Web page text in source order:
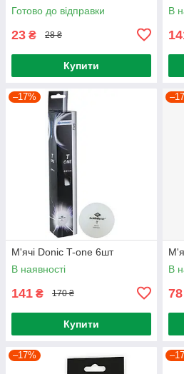
Готово до відправки
23 ₴ 28 ₴
Купити
В
–17%
М'ячі Donic T-one 6шт
В наявності
141 ₴ 170 ₴
Купити
В
78
–17%